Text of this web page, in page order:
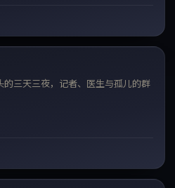
三天三夜，记者、医生与孤儿的群